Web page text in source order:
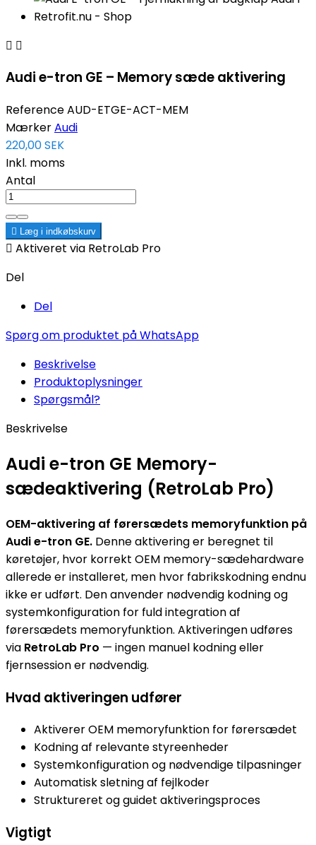
 
Audi e-tron GE – Memory sæde aktivering
ReferenceAUD-ETGE-ACT-MEM
MærkerAudi
220,00 SEK
Inkl. moms
Antal
 Læg i indkøbskurv
 Aktiveret via RetroLab Pro
Del
Del
Spørg om produktet på WhatsApp
Beskrivelse
Produktoplysninger
Spørgsmål?
Beskrivelse
Audi e-tron GE Memory-
sædeaktivering (RetroLab Pro)
OEM-aktivering af førersædets memoryfunktion på
Audi e-tron GE. Denne aktivering er beregnet til
køretøjer, hvor korrekt OEM memory-sædehardware
allerede er installeret, men hvor fabriks­kodning endnu
ikke er udført. Den anvender nødvendig kodning og
systemkonfiguration for fuld integration af
førersædets memoryfunktion. Aktiveringen udføres
via RetroLab Pro — ingen manuel kodning eller
fjernsession er nødvendig.
Hvad aktiveringen udfører
Aktiverer OEM memoryfunktion for førersædet
Kodning af relevante styreenheder
Systemkonfiguration og nødvendige tilpasninger
Automatisk sletning af fejlkoder
Struktureret og guidet aktiveringsproces
Vigtigt